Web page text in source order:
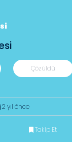
Çözüldü
2 yıl önce
Takip Et